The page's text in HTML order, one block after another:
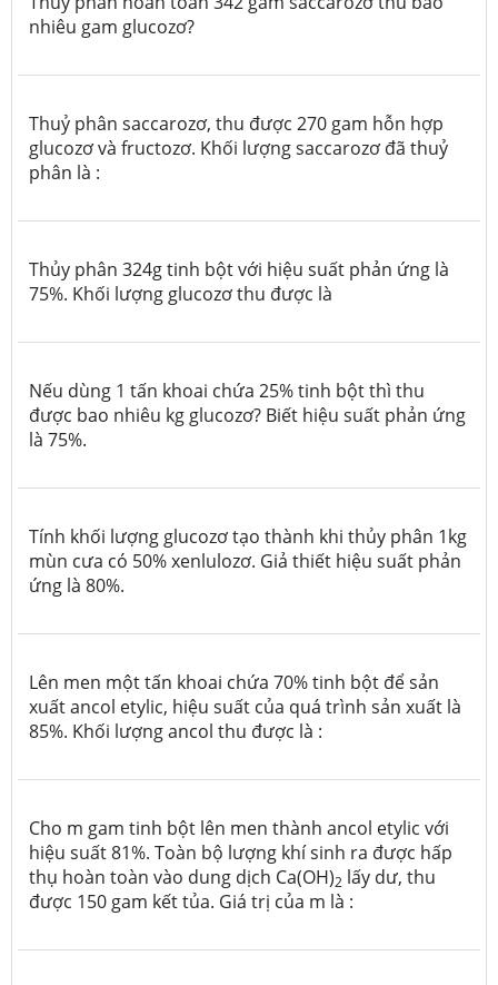
nhiêu gam glucozơ?
Thuỷ phân saccarozơ, thu được 270 gam hỗn hợp
glucozơ và fructozơ. Khối lượng saccarozơ đã thuỷ
phân là :
Thủy phân 324g tinh bột với hiệu suất phản ứng là
75%. Khối lượng glucozơ thu được là
Nếu dùng 1 tấn khoai chứa 25% tinh bột thì thu
được bao nhiêu kg glucozơ? Biết hiệu suất phản ứng
là 75%.
Tính khối lượng glucozơ tạo thành khi thủy phân 1kg
mùn cưa có 50% xenlulozơ. Giả thiết hiệu suất phản
ứng là 80%.
Lên men một tấn khoai chứa 70% tinh bột để sản
xuất ancol etylic, hiệu suất của quá trình sản xuất là
85%. Khối lượng ancol thu được là :
Cho m gam tinh bột lên men thành ancol etylic với
hiệu suất 81%. Toàn bộ lượng khí sinh ra được hấp
thụ hoàn toàn vào dung dịch Ca(OH)2 lấy dư, thu
được 150 gam kết tủa. Giá trị của m là :